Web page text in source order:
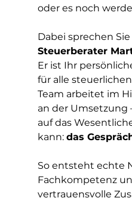
oder es noch
Dabei sprechen Sie
Steuerberater
Er ist Ihr
für alle
Team arbeitet im
an der Umsetzung
auf das
kann: das
So entsteht echte
Fachkompetenz
vertrauensvolle